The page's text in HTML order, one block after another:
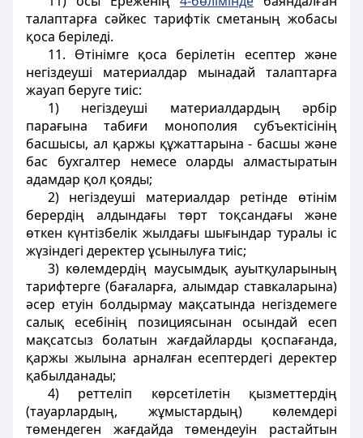
талаптарға сәйкес тарифтік сметаның жобасы
қоса беріледi.
11. Өтiнімге қоса берiлетін есептер және
негiздеушi материалдар мынадай талаптарға
жауап беруге тиiс:
1) негiздеушi материалдардың әрбір
парағына табиғи монополия субъектiсiнің
басшысы, ал қаржы құжаттарына - басшы және
бас бухгалтер немесе оларды алмастыратын
адамдар қол қояды;
2) негіздеушi материалдар ретiнде өтінiм
берердiң алдындағы төрт тоқсандағы және
өткен күнтізбелiк жылдағы шығындар туралы іс
жүзiндегі деректер ұсынылуға тиiс;
3) көлемдердiң маусымдық ауытқуларының
тарифтерге (бағаларға, алымдар ставкаларына)
әсер етуiн болдырмау мақсатында негіздемеге
салық есебiнiң позициясынан осындай есеп
мақсатсыз болатын жағдайларды қоспағанда,
қаржы жылына арналған есептердегi деректер
қабылданады;
4) реттеліп көрсетілетін қызметтердің
(тауарлардың, жұмыстардың) көлемдерi
төмендеген жағдайда төмендеуiн растайтын